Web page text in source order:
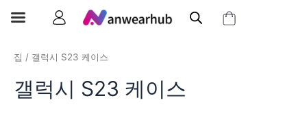
집 / 갤럭시 S23 케이스
갤럭시 S23 케이스